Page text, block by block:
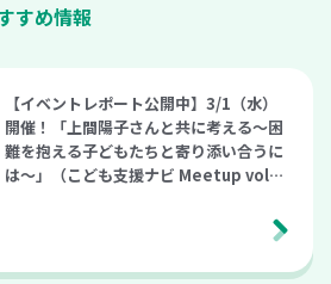
すめ情報
【イベントレポート公開中】3/1（水）
開催！「上間陽子さんと共に考える～困
難を抱える子どもたちと寄り添い合うに
は～」（こども支援ナビ Meetup vol.1